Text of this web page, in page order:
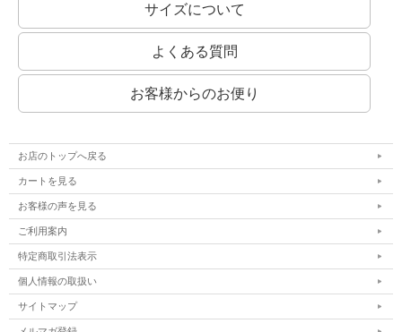
サイズについて
よくある質問
お客様からのお便り
お店のトップへ戻る
カートを見る
お客様の声を見る
ご利用案内
特定商取引法表示
個人情報の取扱い
サイトマップ